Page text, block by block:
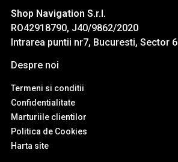
Shop Navigation S.r.l.
RO42918790, J40/9862/2020
Intrarea puntii nr7, Bucuresti, Sector 6
Despre noi
Termeni si conditii
Confidentialitate
Marturiile clientilor
Politica de Cookies
Harta site